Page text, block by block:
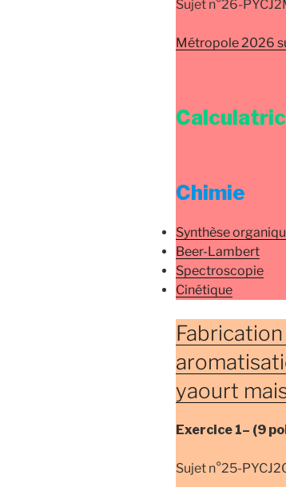
Sujet n°26-
Métropole 2026
Chimie
Synthèse
Beer-Lambert
Spectroscopie
Cinétique
yaourt
Exercice 1– (9
Sujet n°25-